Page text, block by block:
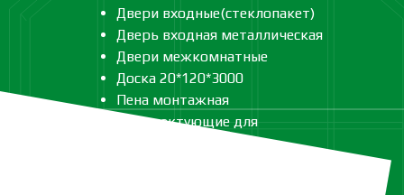
Двери входные(стеклопакет)
Дверь входная металлическая
Двери межкомнатные
Доска 20*120*3000
Пена монтажная
Комплектующие для